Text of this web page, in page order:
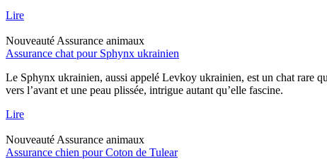
Lire
Nouveauté Assurance animaux
Assurance chat pour Sphynx ukrainien
Le Sphynx ukrainien, aussi appelé Levkoy ukrainien, est un chat rare
vers l’avant et une peau plissée, intrigue autant qu’elle fascine.
Lire
Nouveauté Assurance animaux
Assurance chien pour Coton de Tulear